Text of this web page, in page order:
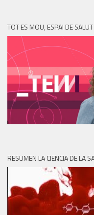
TOT ES MOU, ESPAI DE SALUT
RESUMEN LA CIENCIA DE LA